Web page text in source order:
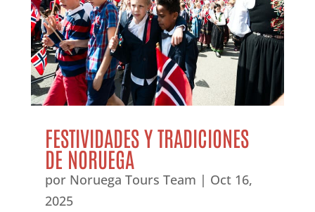
FESTIVIDADES Y TRADICIONES
DE NORUEGA
por Noruega Tours Team | Oct 16,
2025